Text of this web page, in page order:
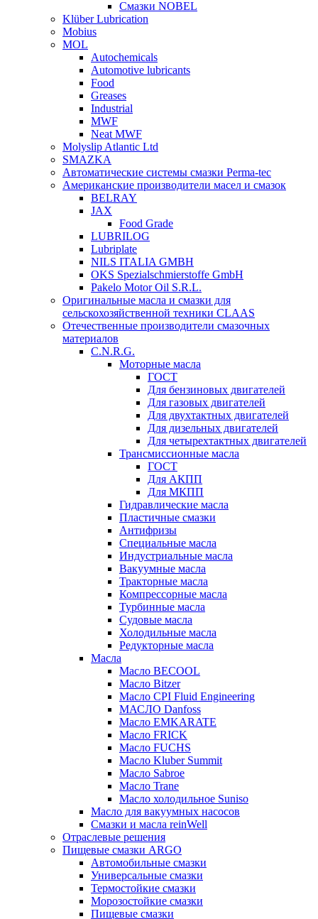
Смазки NOBEL
Klüber Lubrication
Mobius
MOL
Autochemicals
Automotive lubricants
Food
Greases
Industrial
MWF
Neat MWF
Molyslip Atlantic Ltd
SMAZKA
Автоматические системы смазки Perma-tec
Американские производители масел и смазок
BELRAY
JAX
Food Grade
LUBRILOG
Lubriplate
NILS ITALIA GMBH
OKS Spezialschmierstoffe GmbH
Pakelo Motor Oil S.R.L.
Оригинальные масла и смазки для
сельскохозяйственной техники CLAAS
Отечественные производители смазочных
материалов
C.N.R.G.
Моторные масла
ГОСТ
Для бензиновых двигателей
Для газовых двигателей
Для двухтактных двигателей
Для дизельных двигателей
Для четырехтактных двигателей
Трансмиссионные масла
ГОСТ
Для АКПП
Для МКПП
Гидравлические масла
Пластичные смазки
Антифризы
Специальные масла
Индустриальные масла
Вакуумные масла
Тракторные масла
Компрессорные масла
Турбинные масла
Судовые масла
Холодильные масла
Редукторные масла
Масла
Масло BECOOL
Масло Bitzer
Масло CPI Fluid Engineering
МАСЛО Danfoss
Масло EMKARATE
Масло FRICK
Масло FUCHS
Масло Kluber Summit
Масло Sabroe
Масло Trane
Масло холодильное Suniso
Масло для вакуумных насосов
Смазки и масла reinWell
Отраслевые решения
Пищевые смазки ARGO
Автомобильные смазки
Универсальные смазки
Термостойкие смазки
Морозостойкие смазки
Пищевые смазки